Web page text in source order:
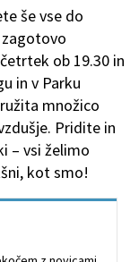
še vse do
ob 19.30 in
in v Parku
množico
Pridite in
– vsi želimo
kot smo!